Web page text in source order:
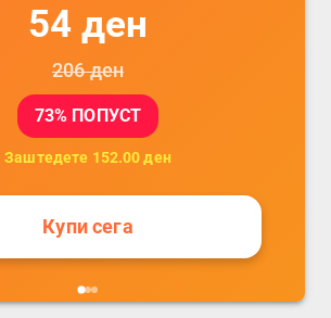
54 ден
206ден
73% ПОПУСТ
Заштедете 152.00 ден
Купи сега